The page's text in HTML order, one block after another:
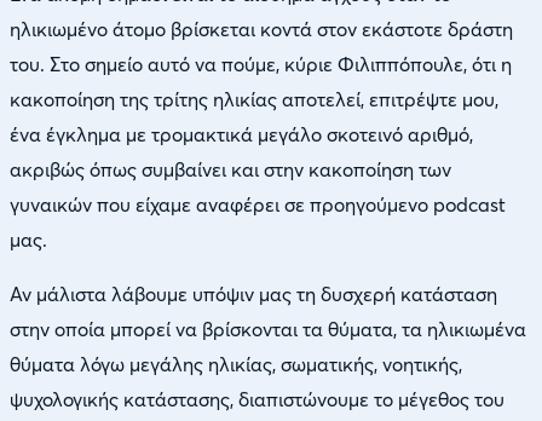
ηλικιωμένο άτομο βρίσκεται κοντά στον εκάστοτε δράστη
του. Στο σημείο αυτό να πούμε, κύριε Φιλιππόπουλε, ότι η
κακοποίηση της τρίτης ηλικίας αποτελεί, επιτρέψτε μου,
ένα έγκλημα με τρομακτικά μεγάλο σκοτεινό αριθμό,
ακριβώς όπως συμβαίνει και στην κακοποίηση των
γυναικών που είχαμε αναφέρει σε προηγούμενο podcast
μας.
Αν μάλιστα λάβουμε υπόψιν μας τη δυσχερή κατάσταση
στην οποία μπορεί να βρίσκονται τα θύματα, τα ηλικιωμένα
θύματα λόγω μεγάλης ηλικίας, σωματικής, νοητικής,
ψυχολογικής κατάστασης, διαπιστώνουμε το μέγεθος του